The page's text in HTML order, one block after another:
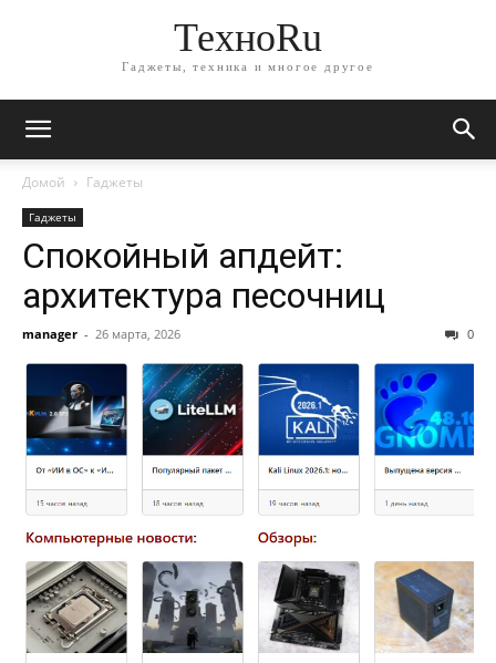
ТехноRu
Гаджеты, техника и многое другое
Домой Гаджеты
Гаджеты
Спокойный апдейт:
архитектура песочниц
manager - 26 марта, 2026 0